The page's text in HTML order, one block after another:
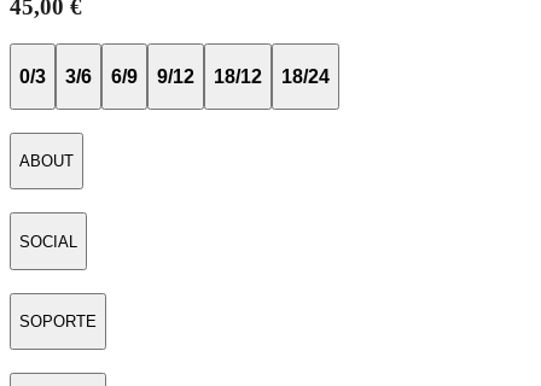
45,00 €
0/3 3/6 6/9 9/12 18/12 18/24
ABOUT
SOCIAL
SOPORTE